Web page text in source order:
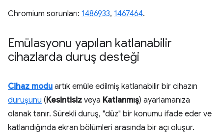
Chromium sorunları: 1486933, 1467464.
Emülasyonu yapılan katlanabilir
cihazlarda duruş desteği
Cihaz modu artık emüle edilmiş katlanabilir bir cihazın
duruşunu (Kesintisiz veya Katlanmış) ayarlamanıza
olanak tanır. Sürekli duruş, "düz" bir konumu ifade eder ve
katlandığında ekran bölümleri arasında bir açı oluşur.